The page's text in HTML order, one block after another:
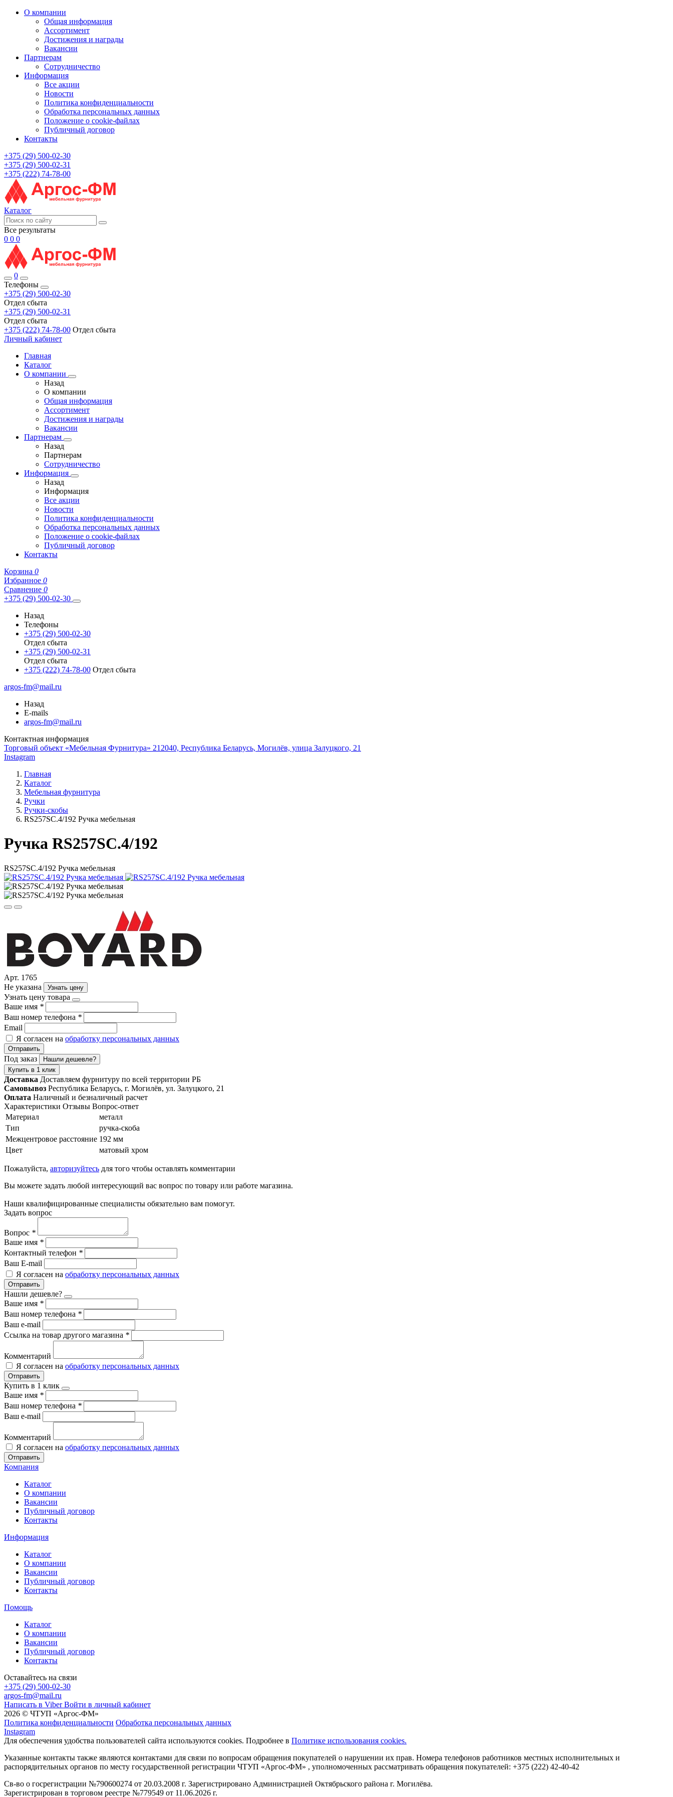
О компании
Общая информация
Ассортимент
Достижения и награды
Вакансии
Партнерам
Сотрудничество
Информация
Все акции
Новости
Политика конфиденциальности
Обработка персональных данных
Положение о cookie-файлах
Публичный договор
Контакты
+375 (29) 500-02-30
+375 (29) 500-02-31
+375 (222) 74-78-00
Каталог
Все результаты
0 0 0
0
Телефоны
+375 (29) 500-02-30
Отдел сбыта
+375 (29) 500-02-31
Отдел сбыта
+375 (222) 74-78-00 Отдел сбыта
Личный кабинет
Главная
Каталог
О компании
Назад
О компании
Общая информация
Ассортимент
Достижения и награды
Вакансии
Партнерам
Назад
Партнерам
Сотрудничество
Информация
Назад
Информация
Все акции
Новости
Политика конфиденциальности
Обработка персональных данных
Положение о cookie-файлах
Публичный договор
Контакты
Корзина 0
Избранное 0
Сравнение 0
+375 (29) 500-02-30
Назад
Телефоны
+375 (29) 500-02-30
Отдел сбыта
+375 (29) 500-02-31
Отдел сбыта
+375 (222) 74-78-00 Отдел сбыта
argos-fm@mail.ru
Назад
E-mails
argos-fm@mail.ru
Контактная информация
Торговый объект «Мебельная Фурнитура» 212040, Республика Беларусь, Могилёв, улица Залуцкого, 21
Instagram
Главная
Каталог
Мебельная фурнитура
Ручки
Ручки-скобы
RS257SC.4/192 Ручка мебельная
Ручка RS257SC.4/192
RS257SC.4/192 Ручка мебельная
Арт. 1765
Не указана
Узнать цену
Узнать цену товара
Ваше имя *
Ваш номер телефона *
Email
Я согласен на обработку персональных данных
Отправить
Под заказ
Нашли дешевле?
Купить в 1 клик
Доставка Доставляем фурнитуру по всей территории РБ
Самовывоз Республика Беларусь, г. Могилёв, ул. Залуцкого, 21
Оплата Наличный и безналичный расчет
Характеристики Отзывы Вопрос-ответ
Материал
металл
Тип
ручка-скоба
Межцентровое расстояние 192 мм
Цвет
матовый хром
Пожалуйста, авторизуйтесь для того чтобы оставлять комментарии
Вы можете задать любой интересующий вас вопрос по товару или работе магазина.
Наши квалифицированные специалисты обязательно вам помогут.
Задать вопрос
Вопрос *
Ваше имя *
Контактный телефон *
Ваш E-mail
Я согласен на обработку персональных данных
Отправить
Нашли дешевле?
Ваше имя *
Ваш номер телефона *
Ваш e-mail
Ссылка на товар другого магазина *
Комментарий
Я согласен на обработку персональных данных
Отправить
Купить в 1 клик
Ваше имя *
Ваш номер телефона *
Ваш e-mail
Комментарий
Я согласен на обработку персональных данных
Отправить
Компания
Каталог
О компании
Вакансии
Публичный договор
Контакты
Информация
Каталог
О компании
Вакансии
Публичный договор
Контакты
Помощь
Каталог
О компании
Вакансии
Публичный договор
Контакты
Оставайтесь на связи
+375 (29) 500-02-30
argos-fm@mail.ru
Написать в Viber Войти в личный кабинет
2026 © ЧТУП «Аргос-ФМ»
Политика конфиденциальности Обработка персональных данных
Instagram
Для обеспечения удобства пользователей сайта используются cookies. Подробнее в Политике использования cookies.
Указанные контакты также являются контактами для связи по вопросам обращения покупателей о нарушении их прав. Номера телефонов работников местных исполнительных и
распорядительных органов по месту государственной регистрации ЧТУП «Аргос-ФМ» , уполномоченных рассматривать обращения покупателей: +375 (222) 42-40-42
Св-во о госрегистрации №790600274 от 20.03.2008 г. Зарегистрировано Администрацией Октябрьского района г. Могилёва.
Зарегистрирован в торговом реестре №779549 от 11.06.2026 г.